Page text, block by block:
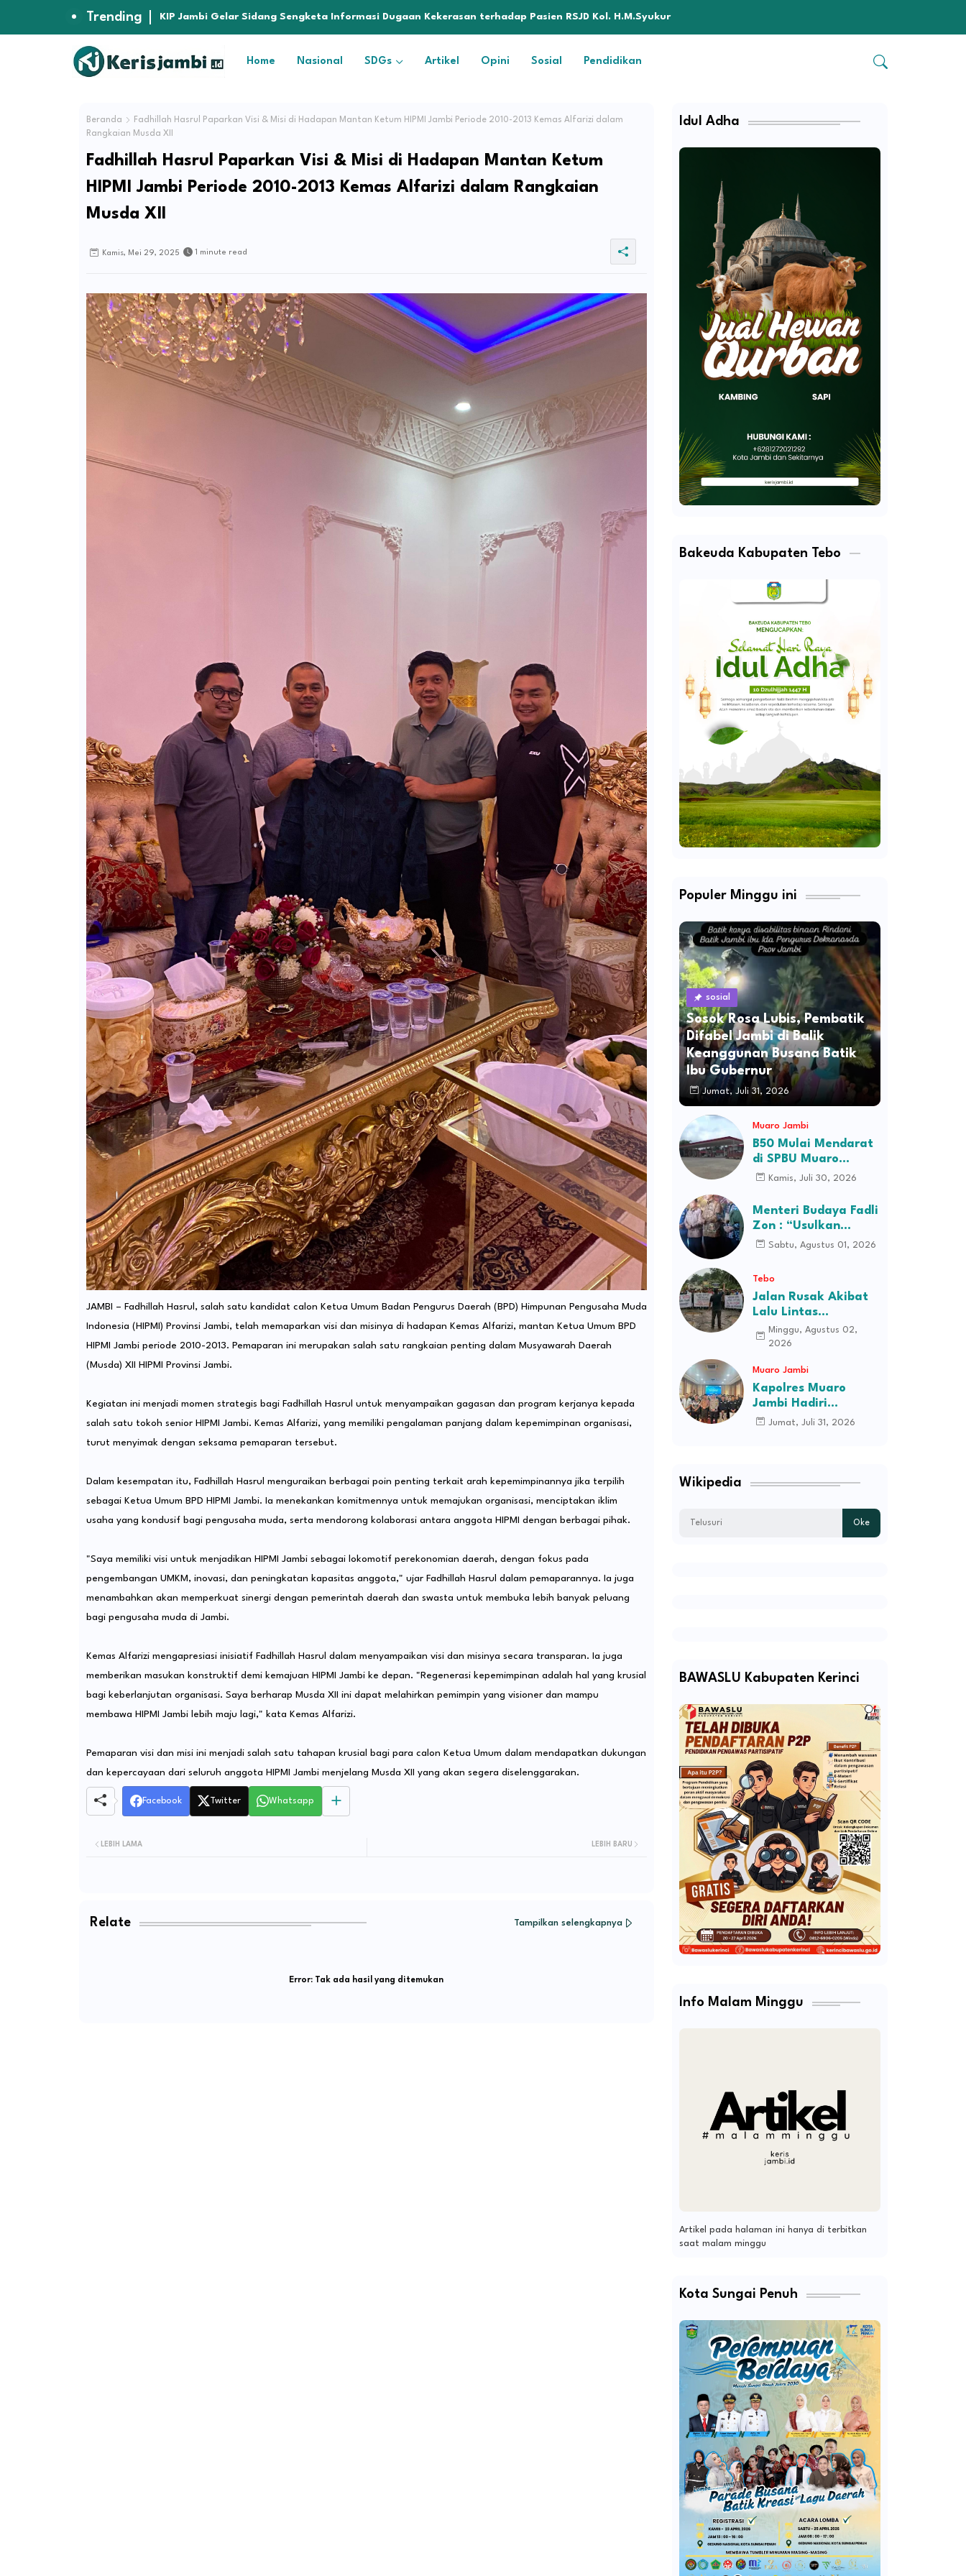
Trending Kapolres Muaro Jambi Dorong Penyelesaian Permasalahan PT SATU Melalui Dialog dan Kepastian
Home Nasional SDGs Artikel Opini Sosial Pendidikan
Beranda
Fadhillah Hasrul Paparkan Visi & Misi di Hadapan Mantan Ketum HIPMI Jambi Periode 2010-2013 Kemas Alfarizi dalam
Rangkaian Musda XII
Fadhillah Hasrul Paparkan Visi & Misi di Hadapan Mantan Ketum
HIPMI Jambi Periode 2010-2013 Kemas Alfarizi dalam Rangkaian
Musda XII
Kamis, Mei 29, 2025 1 minute read
JAMBI – Fadhillah Hasrul, salah satu kandidat calon Ketua Umum Badan Pengurus Daerah (BPD) Himpunan Pengusaha Muda
Indonesia (HIPMI) Provinsi Jambi, telah memaparkan visi dan misinya di hadapan Kemas Alfarizi, mantan Ketua Umum BPD
HIPMI Jambi periode 2010-2013. Pemaparan ini merupakan salah satu rangkaian penting dalam Musyawarah Daerah
(Musda) XII HIPMI Provinsi Jambi.
Kegiatan ini menjadi momen strategis bagi Fadhillah Hasrul untuk menyampaikan gagasan dan program kerjanya kepada
salah satu tokoh senior HIPMI Jambi. Kemas Alfarizi, yang memiliki pengalaman panjang dalam kepemimpinan organisasi,
turut menyimak dengan seksama pemaparan tersebut.
Dalam kesempatan itu, Fadhillah Hasrul menguraikan berbagai poin penting terkait arah kepemimpinannya jika terpilih
sebagai Ketua Umum BPD HIPMI Jambi. Ia menekankan komitmennya untuk memajukan organisasi, menciptakan iklim
usaha yang kondusif bagi pengusaha muda, serta mendorong kolaborasi antara anggota HIPMI dengan berbagai pihak.
"Saya memiliki visi untuk menjadikan HIPMI Jambi sebagai lokomotif perekonomian daerah, dengan fokus pada
pengembangan UMKM, inovasi, dan peningkatan kapasitas anggota," ujar Fadhillah Hasrul dalam pemaparannya. Ia juga
menambahkan akan memperkuat sinergi dengan pemerintah daerah dan swasta untuk membuka lebih banyak peluang
bagi pengusaha muda di Jambi.
Kemas Alfarizi mengapresiasi inisiatif Fadhillah Hasrul dalam menyampaikan visi dan misinya secara transparan. Ia juga
memberikan masukan konstruktif demi kemajuan HIPMI Jambi ke depan. "Regenerasi kepemimpinan adalah hal yang krusial
bagi keberlanjutan organisasi. Saya berharap Musda XII ini dapat melahirkan pemimpin yang visioner dan mampu
membawa HIPMI Jambi lebih maju lagi," kata Kemas Alfarizi.
Pemaparan visi dan misi ini menjadi salah satu tahapan krusial bagi para calon Ketua Umum dalam mendapatkan dukungan
dan kepercayaan dari seluruh anggota HIPMI Jambi menjelang Musda XII yang akan segera diselenggarakan.
Facebook Twitter Whatsapp
LEBIH BARU
LEBIH LAMA
Relate Tampilkan selengkapnya
Error: Tak ada hasil yang ditemukan
Idul Adha
Bakeuda Kabupaten Tebo
Populer Minggu ini
sosial
Sosok Rosa Lubis, Pembatik
Difabel Jambi di Balik
Keanggunan Busana Batik
Ibu Gubernur
Jumat, Juli 31, 2026
Muaro Jambi
B50 Mulai Mendarat
di SPBU Muaro
Jambi, Stok Ludes
Kamis, Juli 30, 2026
Menteri Budaya Fadli
Zon : “Usulkan
Perusahaan Itu
Sabtu, Agustus 01, 2026
Tebo
Jalan Rusak Akibat
Lalu Lintas
Kendaraan
Perusahaan,
Desa Kec Tebo Ilir
Bakal Blokade Jalan
Minggu, Agustus 02,
2026
Muaro Jambi
Kapolres Muaro
Jambi Hadiri
Pelantikan Pengurus
Jumat, Juli 31, 2026
Wikipedia
BAWASLU Kabupaten Kerinci
Info Malam Minggu
Artikel pada halaman ini hanya di terbitkan
saat malam minggu
Kota Sungai Penuh